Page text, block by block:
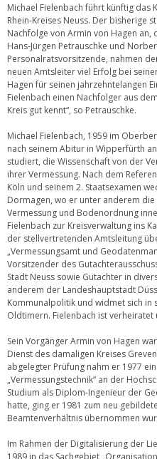
Michael Fielenbach führt künftig das
Rhein-Kreises Neuss. Der bisherige
Nachfolge von Armin von Hagen
Hans-Jürgen Petrauschke und
Personalratsvorsitzende, nahmen
neuen Amtsleiter viel Erfolg bei
Hagen für seinen jahrzehntelangen
Fielenbach einen Nachfolger aus
Kreis gut kennt“, so Petrauschke.
Michael Fielenbach, 1959 im
nach seinem Abitur in Wipperfürth
studiert, die Wissenschaft von der
ihrer Vermessung. Nach dem
Köln und seinem 2. Staatsexamen
Dormagen, wo er unter anderem
Vermessung und Bodenordnung
Fielenbach zur Kreisverwaltung ins
der stellvertretenden Amtsleitung
„Vermessungsamt und
Vorsitzender des
Stadt Neuss sowie Gutachter in
anderem der Landeshauptstadt
Kommunalpolitik und widmet sich in
Oldtimern. Fielenbach ist verheiratet
Sein Vorgänger Armin von Hagen
Dienst des damaligen Kreises
abgelegter Prüfung nahm er 1977
„Vermessungstechnik“ an der
Studium als Diplom-Ingenieur der
hatte, ging er 1981 zum neu
Beamtenverhältnis übernommen
Im Rahmen der Digitalisierung der
1989 in das Sachgebiet